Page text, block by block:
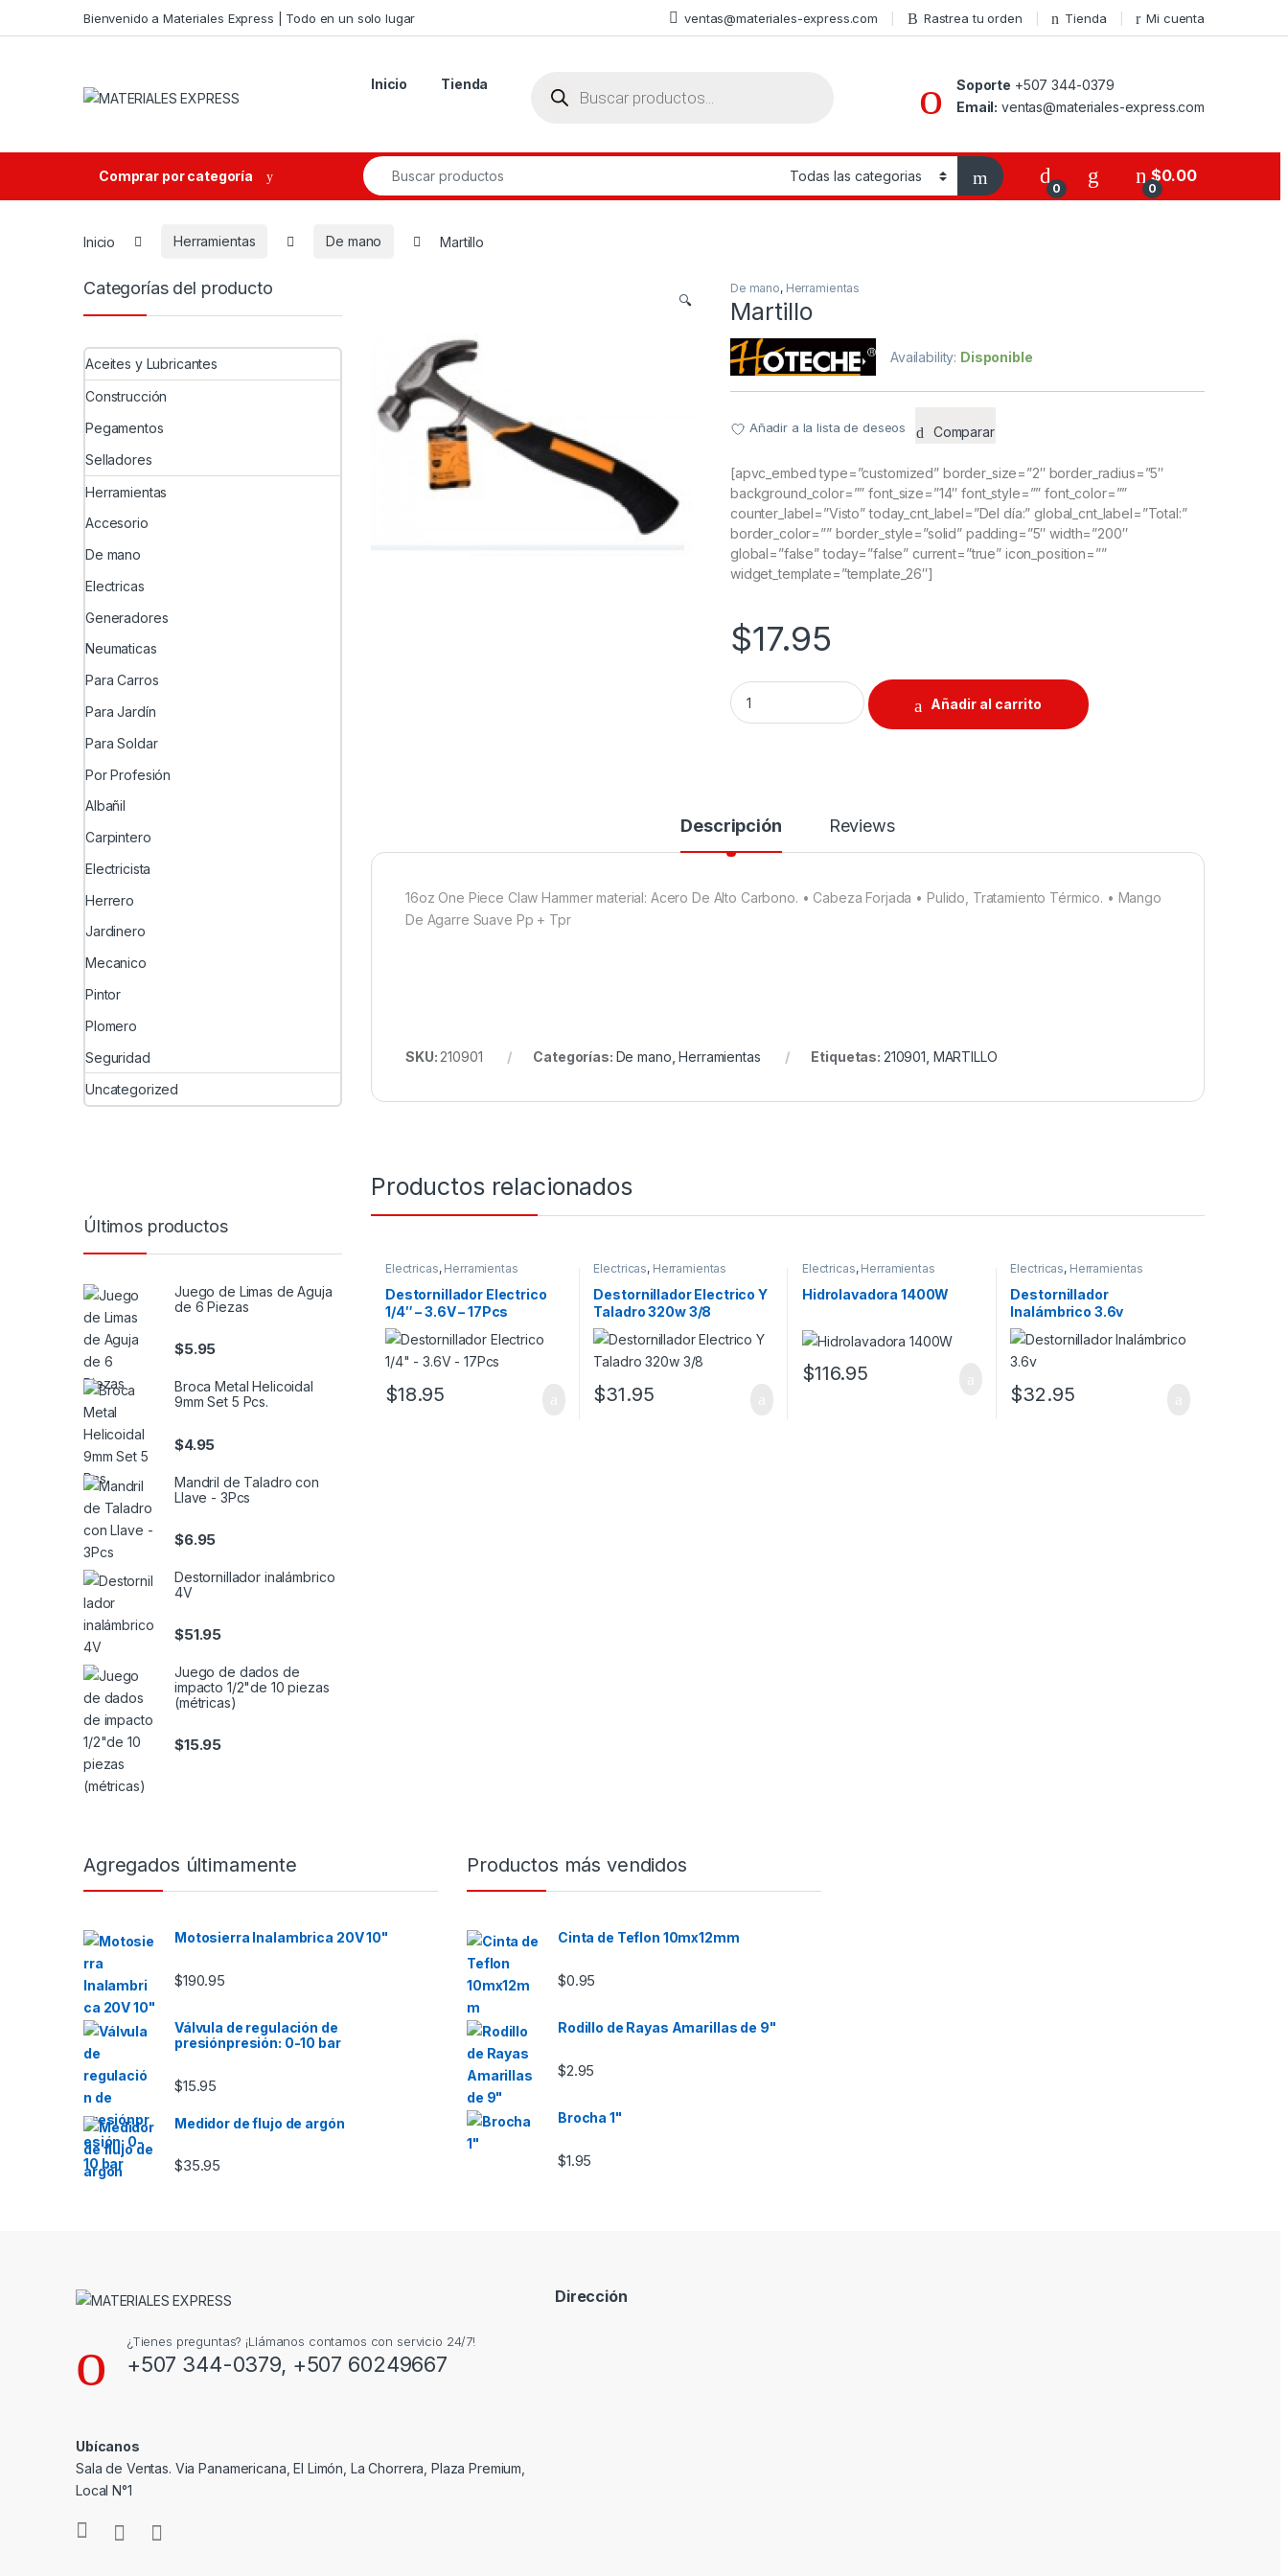
Bienvenido a Materiales Express | Todo en un solo lugar ventas@materiales-express.com Rastrea tu orden Tienda Mi cuenta
Inicio Tienda Soporte +507 344-0379
Email: ventas@materiales-express.com
Comprar por categoría
Search for:
0 0
$0.00
Inicio Herramientas De mano Martillo
🔍
De mano, Herramientas
Martillo
Availability: Disponible
Añadir a la lista de deseos Comparar
[apvc_embed type=”customized” border_size=”2″ border_radius=”5″
background_color=”” font_size=”14″ font_style=”” font_color=””
counter_label=”Visto” today_cnt_label=”Del día:” global_cnt_label=”Total:”
border_color=”” border_style=”solid” padding=”5″ width=”200″
global=”false” today=”false” current=”true” icon_position=””
widget_template=”template_26″]
$17.95
Martillo quantity
Añadir al carrito
Descripción Reviews
16oz One Piece Claw Hammer material: Acero De Alto Carbono. • Cabeza Forjada • Pulido, Tratamiento Térmico. • Mango
De Agarre Suave Pp + Tpr
SKU: 210901 Categorías: De mano ,Herramientas Etiquetas: 210901 MARTILLO
Productos relacionados
Electricas, Herramientas
Destornillador Electrico
1/4″ – 3.6V – 17Pcs
$18.95
Electricas, Herramientas
Destornillador Electrico Y
Taladro 320w 3/8
$31.95
Electricas, Herramientas
Hidrolavadora 1400W
$116.95
Electricas, Herramientas
Destornillador
Inalámbrico 3.6v
$32.95
Categorías del producto
Aceites y Lubricantes
Construcción
Pegamentos
Selladores
Herramientas
Accesorio
De mano
Electricas
Generadores
Neumaticas
Para Carros
Para Jardín
Para Soldar
Por Profesión
Albañil
Carpintero
Electricista
Herrero
Jardinero
Mecanico
Pintor
Plomero
Seguridad
Uncategorized
Últimos productos
Juego de Limas de Aguja
de 6 Piezas
$5.95
Broca Metal Helicoidal
9mm Set 5 Pcs.
$4.95
Mandril de Taladro con
Llave - 3Pcs
$6.95
Destornillador inalámbrico
4V
$51.95
Juego de dados de
impacto 1/2"de 10 piezas
(métricas)
$15.95
Agregados últimamente
Motosierra Inalambrica 20V 10"
$190.95
Válvula de regulación de
presiónpresión: 0-10 bar
$15.95
Medidor de flujo de argón
$35.95
Productos más vendidos
Cinta de Teflon 10mx12mm
$0.95
Rodillo de Rayas Amarillas de 9"
$2.95
Brocha 1"
$1.95
¿Tienes preguntas? ¡Llámanos contamos con servicio 24/7!
+507 344-0379, +507 60249667
Ubícanos
Sala de Ventas. Via Panamericana, El Limón, La Chorrera, Plaza Premium,
Local N°1
Dirección